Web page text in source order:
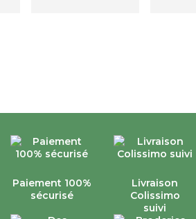
Paiement 100%
sécurisé
Livraison
Colissimo
suivi